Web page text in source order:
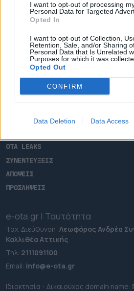
I want to opt-out of processing
Personal Data for Targeted
Opted In
I want to opt-out of Collection,
Retention, Sale, and/or Sharing
Personal Data that Is Unrelated
Purposes for which it was
Opted Out
CONFIRM
Data Deletion Data Access
ΑΡΧΙΚΗ
ΡΟΗ ΕΙΔΗΣΕΩΝ
ΕΠΙΚΑΙΡΟΤΗΤΑ
OTA LEAKS
ΣΥΝΕΝΤΕΥΞΕΙΣ
ΑΠΟΨΕΙΣ
ΠΡΟΣΛΗΨΕΙΣ
e-ota.gr | Ταυτότητα
Ταχ. Διεύθυνση: Λεωφόρος Ανδρέα
Καλλιθέα Αττικής
Τηλ: 2111091100
Εmail: info@e-ota.gr
Ιδιοκτησία - Δικαιούχος domain name: